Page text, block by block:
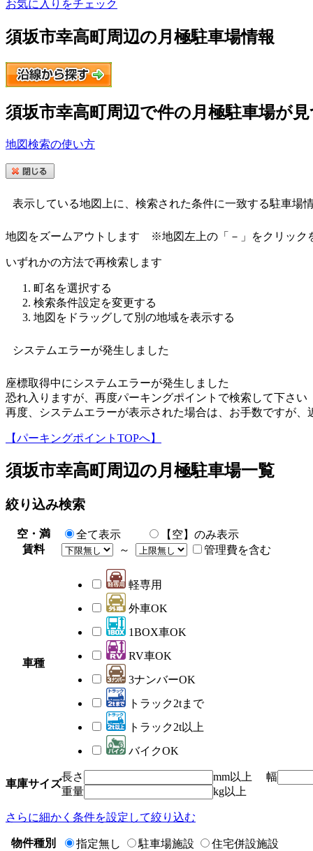
お気に入りをチェック
須坂市幸高町周辺の月極駐車場情報
須坂市幸高町周辺で件の月極駐車場が
地図検索の使い方
表示している地図上に、検索された条件に一致する駐車場
地図をズームアウトします ※地図左上の「－」をクリック
いずれかの方法で再検索します
町名を選択する
検索条件設定を変更する
地図をドラッグして別の地域を表示する
システムエラーが発生しました
座標取得中にシステムエラーが発生しました
恐れ入りますが、再度パーキングポイントで検索して下さい
再度、システムエラーが表示された場合は、お手数ですが
【パーキングポイントTOPへ】
須坂市幸高町 周辺の月極駐車場一覧
絞り込み検索
空・満 全て表示
【空】のみ表示
賃料
～ 管理費を含む
車種
軽専用
外車OK
1BOX車OK
RV車OK
3ナンバーOK
トラック2tまで
トラック2t以上
バイクOK
車庫サイズ
長さ mm以上 幅
重量
kg以上
さらに細かく条件を設定して絞り込む
物件種別 指定無し 駐車場施設
住宅併設施設